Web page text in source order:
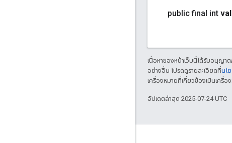
public final int val
เนื้อหาของหน้าเว็บนี้ได้รับอนุญาต
อย่างอื่น โปรดดูรายละเอียดที่นโ
เครื่องหมายที่เกี่ยวข้องเป็นเครื่อ
อัปเดตล่าสุด 2025-07-24 UTC